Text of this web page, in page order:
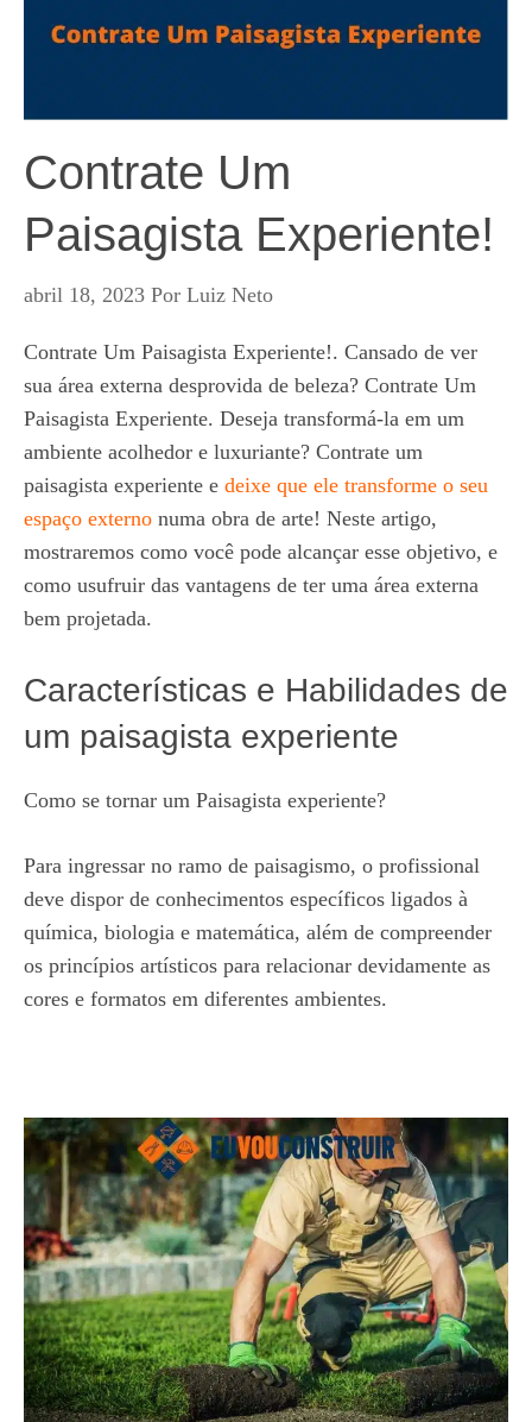
Contrate Um
Paisagista Experiente!
abril 18, 2023 Por Luiz Neto
Contrate Um Paisagista Experiente!. Cansado de ver
sua área externa desprovida de beleza? Contrate Um
Paisagista Experiente. Deseja transformá-la em um
ambiente acolhedor e luxuriante? Contrate um
paisagista experiente e deixe que ele transforme o seu
espaço externo numa obra de arte! Neste artigo,
mostraremos como você pode alcançar esse objetivo, e
como usufruir das vantagens de ter uma área externa
bem projetada.
Características e Habilidades de
um paisagista experiente
Como se tornar um Paisagista experiente?
Para ingressar no ramo de paisagismo, o profissional
deve dispor de conhecimentos específicos ligados à
química, biologia e matemática, além de compreender
os princípios artísticos para relacionar devidamente as
cores e formatos em diferentes ambientes.